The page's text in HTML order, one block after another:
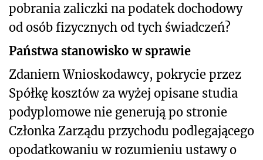
pobrania zaliczki na podatek dochodowy
od osób fizycznych od tych świadczeń?
Państwa stanowisko w sprawie
Zdaniem Wnioskodawcy, pokrycie przez
Spółkę kosztów za wyżej opisane studia
podyplomowe nie generują po stronie
Członka Zarządu przychodu podlegającego
opodatkowaniu w rozumieniu ustawy o